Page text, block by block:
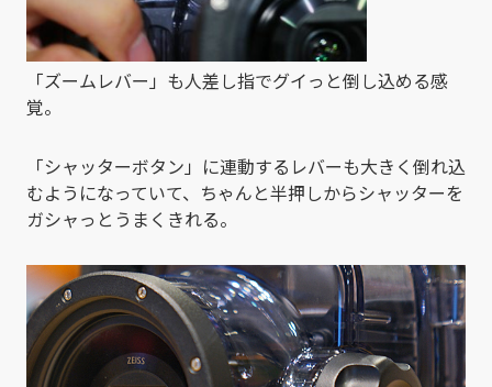
「ズームレバー」も人差し指でグイっと倒し込める感
覚。
「シャッターボタン」に連動するレバーも大きく倒れ込
むようになっていて、ちゃんと半押しからシャッターを
ガシャっとうまくきれる。